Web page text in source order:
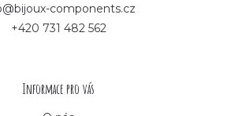
components.cz
+420 731 482 562
Informace pro vás